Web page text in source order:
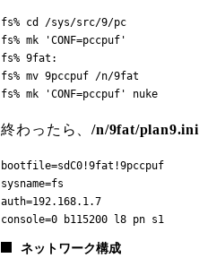
fs% cd /sys/src/9/pc
fs% mk 'CONF=pccpuf'
fs% 9fat:
fs% mv 9pccpuf /n/9fat
fs% mk 'CONF=pccpuf' nuke
終わったら、/n/9fat/plan9.ini
bootfile=sdC0!9fat!9pccpuf
sysname=fs
auth=192.168.1.7
console=0 b115200 l8 pn s1
ネットワーク構成